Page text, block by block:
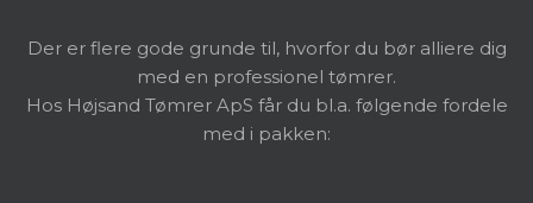
​Der er flere gode grunde til, hvorfor du bør alliere dig
med en professionel tømrer.
Hos Højsand Tømrer ApS får du bl.a. følgende fordele
med i pakken: